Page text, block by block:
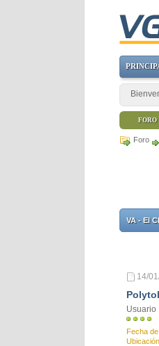
Foro
VA - El
14/
Usuario
Fecha
Ubicación
FORO